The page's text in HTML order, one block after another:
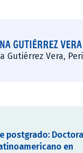
GUTIÉRREZ VERA
Gutiérrez Vera,
postgrado:
en